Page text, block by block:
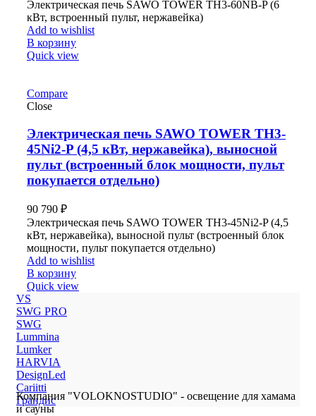
Электрическая печь SAWO TOWER TH3-60NB-P (6
кВт, встроенный пульт, нержавейка)
Add to wishlist
В корзину
Quick view
Compare
Close
Электрическая печь SAWO TOWER TH3-
45Ni2-P (4,5 кВт, нержавейка), выносной
пульт (встроенный блок мощности, пульт
покупается отдельно)
90 790 ₽
Электрическая печь SAWO TOWER TH3-45Ni2-P (4,5
кВт, нержавейка), выносной пульт (встроенный блок
мощности, пульт покупается отдельно)
Add to wishlist
В корзину
Quick view
VS
SWG PRO
SWG
Lummina
Lumker
HARVIA
DesignLed
Cariitti
Грандис
Компания "VOLOKNOSTUDIO" - освещение для хамама
и сауны